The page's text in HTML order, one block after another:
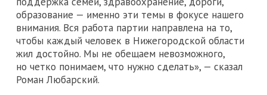
образование — именно эти темы в фокусе нашего
внимания. Вся работа партии направлена на то,
чтобы каждый человек в Нижегородской области
жил достойно. Мы не обещаем невозможного,
но четко понимаем, что нужно сделать», — сказал
Роман Любарский.